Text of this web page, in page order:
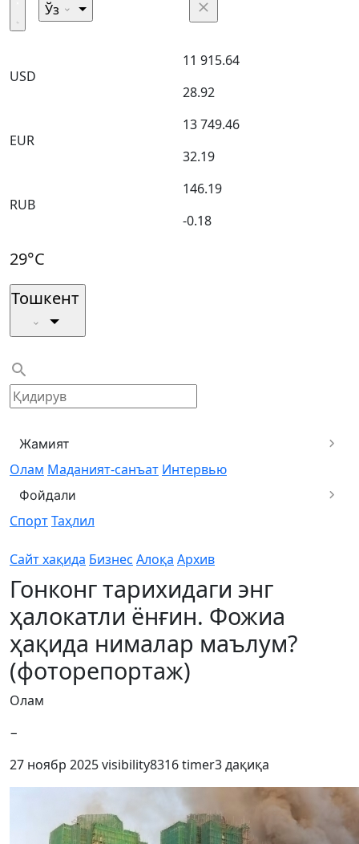
Ўз
USD
11 915.64
28.92
EUR
13 749.46
32.19
RUB
146.19
-0.18
29°C
Тошкент
Жамият
Олам Маданият-санъат Интервью
Фойдали
СпортТаҳлил
Сайт хақида Бизнес Алоқа Архив
Гонконг тарихидаги энг
ҳалокатли ёнғин. Фожиа
ҳақида нималар маълум?
(фоторепортаж)
Олам
−
27 ноябр 2025visibility8316timer3 дақиқа